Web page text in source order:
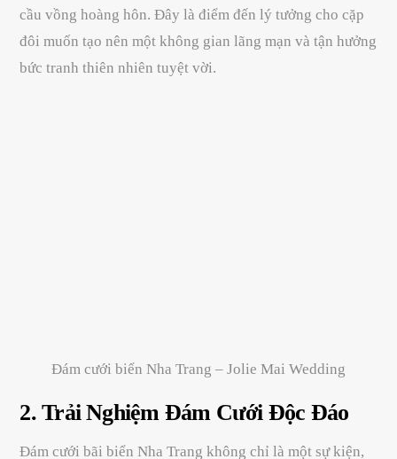
cầu vồng hoàng hôn. Đây là điểm đến lý tưởng cho cặp
đôi muốn tạo nên một không gian lãng mạn và tận hưởng
bức tranh thiên nhiên tuyệt vời.
Đám cưới biển Nha Trang – Jolie Mai Wedding
2.Trải Nghiệm Đám Cưới Độc Đáo
Đám cưới bãi biển Nha Trang không chỉ là một sự kiện,